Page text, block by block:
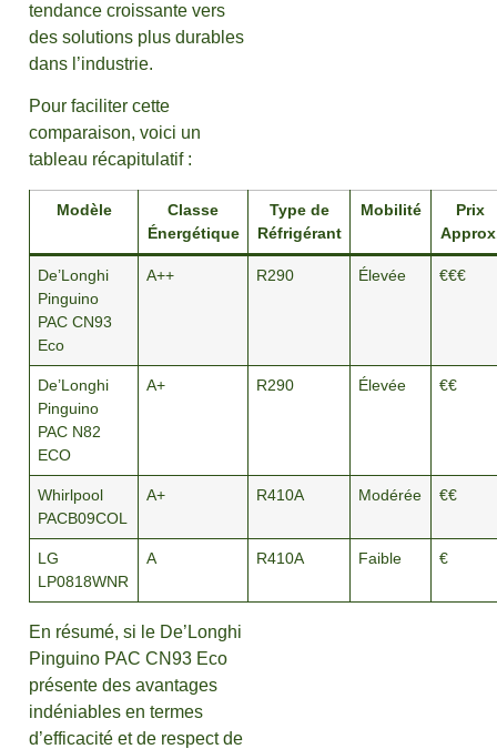
tendance croissante vers
des solutions plus durables
dans l’industrie.
Pour faciliter cette
comparaison, voici un
tableau récapitulatif :
Modèle
Classe
Énergétique
Type de
Réfrigérant
Mobilité
Prix
De’Longhi
Pinguino
PAC CN93
Eco
A++ R290 Élevée €€€
De’Longhi
Pinguino
PAC N82
ECO
A+ R290 Élevée €€
Whirlpool
PACB09COL
A+ R410A Modérée €€
LG
LP0818WNR
A R410A Faible €
En résumé, si le De’Longhi
Pinguino PAC CN93 Eco
présente des avantages
indéniables en termes
d’efficacité et de respect de